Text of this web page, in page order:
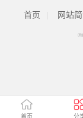
首页 分
首页 网站